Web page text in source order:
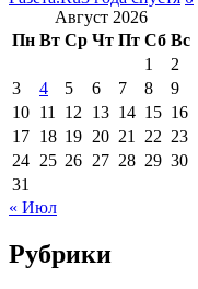
Август 2026
Пн Вт Ср Чт Пт Сб Вс
1
2
3
4 5 6 7 8
9
10 11 12 13 14 15 16
17 18 19 20 21 22 23
24 25 26 27 28 29 30
31
« Июл
Рубрики